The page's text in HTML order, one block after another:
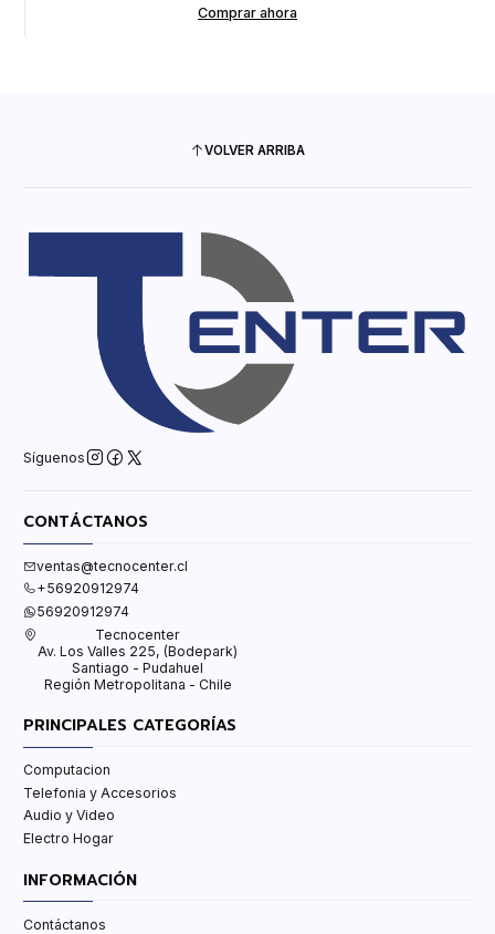
Comprar ahora
VOLVER ARRIBA
Síguenos
CONTÁCTANOS
ventas@tecnocenter.cl
+56920912974
56920912974
Tecnocenter
Av. Los Valles 225, (Bodepark)
Santiago - Pudahuel
Región Metropolitana - Chile
PRINCIPALES CATEGORÍAS
Computacion
Telefonia y Accesorios
Audio y Video
Electro Hogar
INFORMACIÓN
Contáctanos